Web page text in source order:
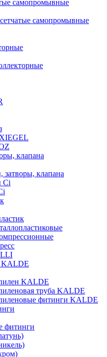
самопромывные
самопромывные
клапана
затворы, клапана
Ci
KALDE
KALDE
труба KALDE
фитинги KALDE
фитинги